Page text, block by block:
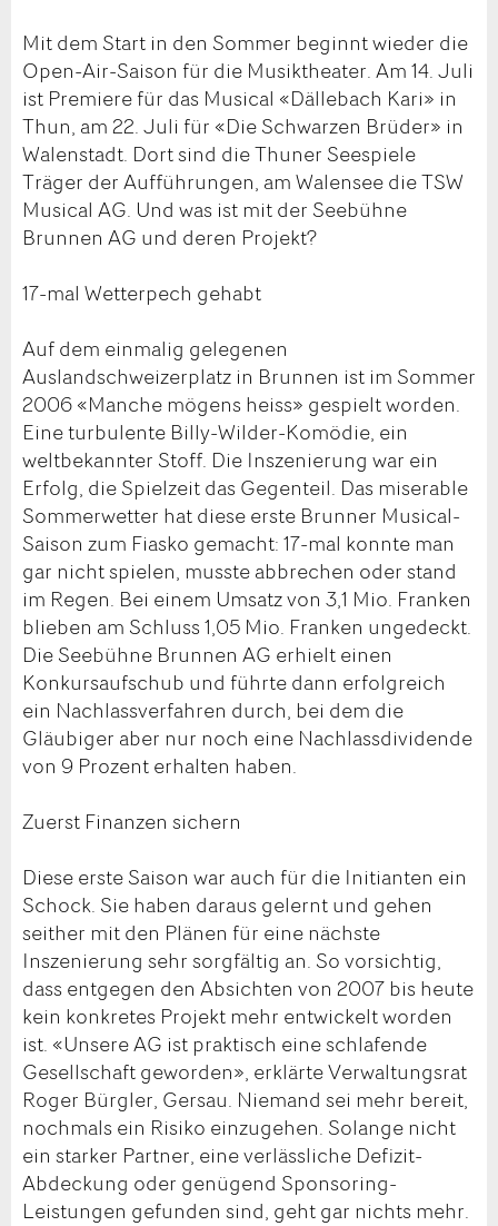
Mit dem Start in den Sommer beginnt wieder die
Open-Air-Saison für die Musiktheater. Am 14. Juli
ist Premiere für das Musical «Dällebach Kari» in
Thun, am 22. Juli für «Die Schwarzen Brüder» in
Walenstadt. Dort sind die Thuner Seespiele
Träger der Aufführungen, am Walensee die TSW
Musical AG. Und was ist mit der Seebühne
Brunnen AG und deren Projekt?
17-mal Wetterpech gehabt
Auf dem einmalig gelegenen
Auslandschweizerplatz in Brunnen ist im Sommer
2006 «Manche mögens heiss» gespielt worden.
Eine turbulente Billy-Wilder-Komödie, ein
weltbekannter Stoff. Die Inszenierung war ein
Erfolg, die Spielzeit das Gegenteil. Das miserable
Sommerwetter hat diese erste Brunner Musical-
Saison zum Fiasko gemacht: 17-mal konnte man
gar nicht spielen, musste abbrechen oder stand
im Regen. Bei einem Umsatz von 3,1 Mio. Franken
blieben am Schluss 1,05 Mio. Franken ungedeckt.
Die Seebühne Brunnen AG erhielt einen
Konkursaufschub und führte dann erfolgreich
ein Nachlassverfahren durch, bei dem die
Gläubiger aber nur noch eine Nachlassdividende
von 9 Prozent erhalten haben.
Zuerst Finanzen sichern
Diese erste Saison war auch für die Initianten ein
Schock. Sie haben daraus gelernt und gehen
seither mit den Plänen für eine nächste
Inszenierung sehr sorgfältig an. So vorsichtig,
dass entgegen den Absichten von 2007 bis heute
kein konkretes Projekt mehr entwickelt worden
ist. «Unsere AG ist praktisch eine schlafende
Gesellschaft geworden», erklärte Verwaltungsrat
Roger Bürgler, Gersau. Niemand sei mehr bereit,
nochmals ein Risiko einzugehen. Solange nicht
ein starker Partner, eine verlässliche Defizit-
Abdeckung oder genügend Sponsoring-
Leistungen gefunden sind, geht gar nichts mehr.